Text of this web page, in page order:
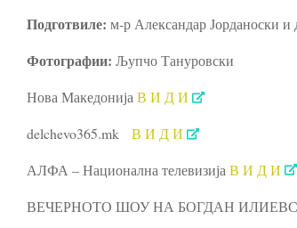
Подготвиле: м-р Александар Јорданоски и
Фотографии: Љупчо Тануровски
Нова Македонија В И Д И
delchevo365.mk В И Д И
АЛФА – Национална телевизија В И Д И
ВЕЧЕРНОТО ШОУ НА БОГДАН